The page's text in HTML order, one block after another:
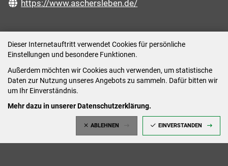
Dieser Internetauftritt verwendet Cookies für persönliche
Einstellungen und besondere Funktionen.
Außerdem möchten wir Cookies auch verwenden, um statistische
Daten zur Nutzung unseres Angebots zu sammeln. Dafür bitten wir
um Ihr Einverständnis.
Mehr dazu in unserer Datenschutzerklärung.
ABLEHNEN EINVERSTANDEN
https://www.aschersleben.de/
Montag: 09:00-12:00 /14:00-15:00 Uhr
Dienstag: 09:00-12:00 /14:00-16:00 Uhr
Mittwoch: 09:00 - 12:00 Uhr (nach vorheriger
Donnerstag: 09:00-12:00 /14:00-18:00 Uhr
Freitag: 09:00-12:00 Uhr